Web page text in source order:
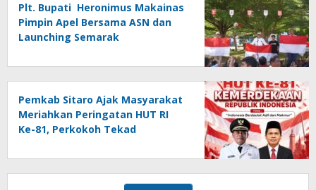
Plt. Bupati Heronimus Makainas
Pimpin Apel Bersama ASN dan
Launching Semarak
Pemkab Sitaro Ajak Masyarakat
Meriahkan Peringatan HUT RI
Ke-81, Perkokoh Tekad